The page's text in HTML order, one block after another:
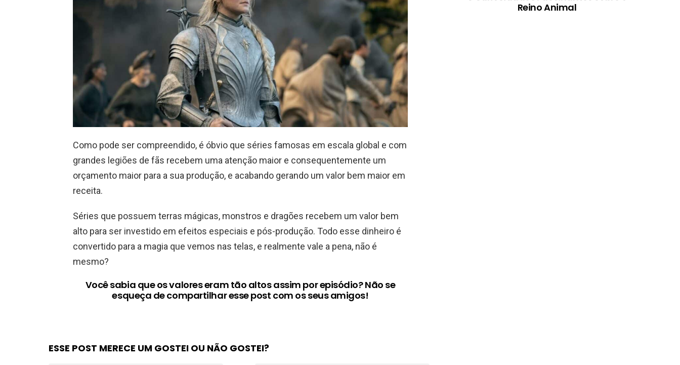
Como pode ser compreendido, é óbvio que séries famosas em escala global e com
grandes legiões de fãs recebem uma atenção maior e consequentemente um
orçamento maior para a sua produção, e acabando gerando um valor bem maior em
receita.
Séries que possuem terras mágicas, monstros e dragões recebem um valor bem
alto para ser investido em efeitos especiais e pós-produção. Todo esse dinheiro é
convertido para a magia que vemos nas telas, e realmente vale a pena, não é
mesmo?
Você sabia que os valores eram tão altos assim por episódio? Não se
esqueça de compartilhar esse post com os seus amigos!
ESSE POST MERECE UM GOSTEI OU NÃO GOSTEI?
Reino Animal